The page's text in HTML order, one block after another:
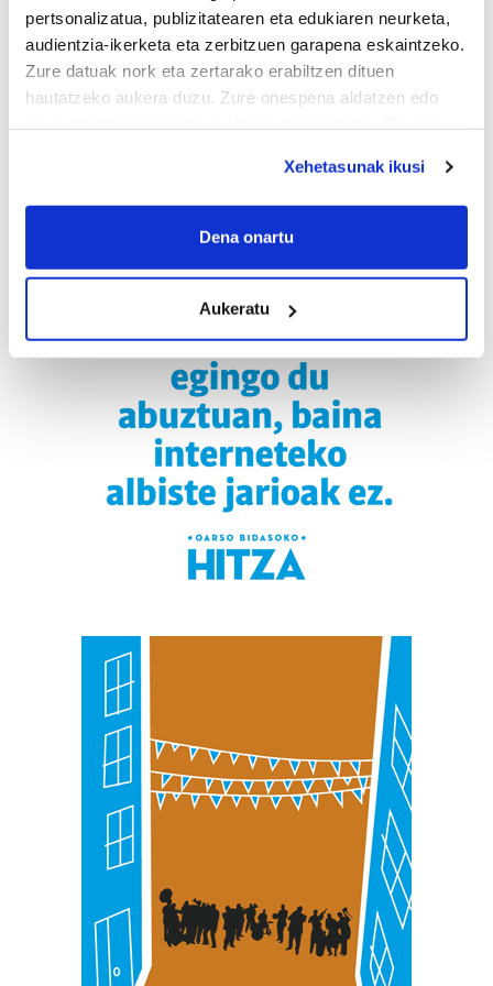
pertsonalizatua, publizitatearen eta edukiaren neurketa,
audientzia-ikerketa eta zerbitzuen garapena eskaintzeko.
Zure datuak nork eta zertarako erabiltzen dituen
hautatzeko aukera duzu. Zure onespena aldatzen edo
If you allow, we would also like to:
Collect information about your geographical
Identify your device by actively scanning it for
specific characteristics (fingerprinting)
Find out more about how your personal data is processed
and set your preferences in thedetails section
Guk eta gure bazkideek zure datu pertsonalak
prozesatzen ditugu, zure IP zenbakia, besteak beste,
teknologia erabiliz, cookieak adibidez, iragarki eta eduki
neurtzeko, jendeari buruzko informazioa biltzeko eta
produktuak garatzeko. Zure datuak nork eta zertarako
Bazkide batzuek ez dizute baimenik eskatzen, eta beren
interes komertzial legitimoetan babesten dira. Ikusi gure
bazkideen zerrenda, beren ustez zein helburutarako
duten interes legitimoa eta horren aurka nola egin
dezakezun ikusteko.
Lortu zure datu pertsonalak prozesatzeko moduari
buruzko informazio gehiago eta ezarri zure lehentasunak
datuen atalean. Edozein unetan alda edo ken dezakezu
zure baimena Cookieen adierazpenean.
Webgune honek cookie propioak eta hirugarrenen cookie-
fitxategiak erabiltzen ditu. Zure esperientzia eta
Xehetasunak ikusi
Dena onartu
Aukeratu